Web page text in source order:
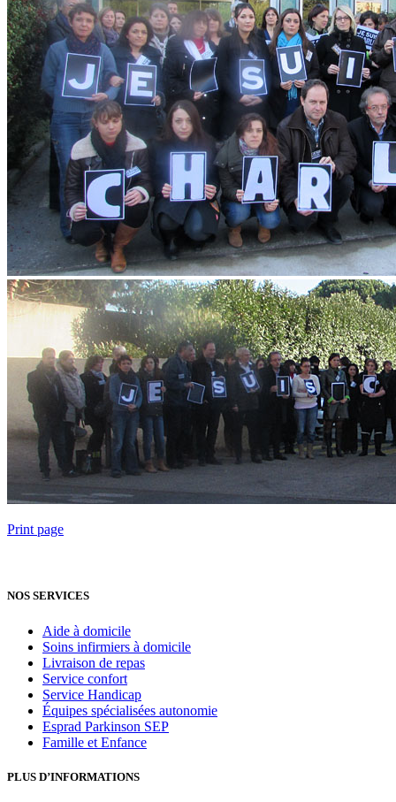
Print page
NOS SERVICES
Aide à domicile
Soins infirmiers à domicile
Livraison de repas
Service confort
Service Handicap
Équipes spécialisées autonomie
Esprad Parkinson SEP
Famille et Enfance
PLUS D’INFORMATIONS